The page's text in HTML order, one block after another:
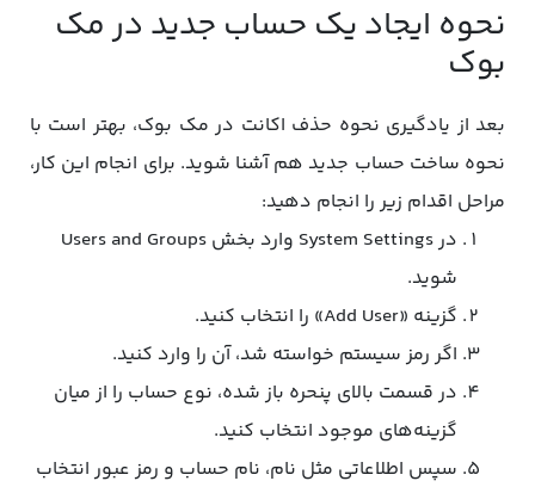
نحوه ایجاد یک حساب جدید در مک
بوک
بعد از یادگیری نحوه حذف اکانت در مک بوک، بهتر است با
نحوه ساخت حساب جدید هم آشنا شوید. برای انجام این کار،
مراحل اقدام زیر را انجام دهید:
در System Settings وارد بخش Users and Groups
شوید.
گزینه «Add User» را انتخاب کنید.
اگر رمز سیستم خواسته شد، آن را وارد کنید.
در قسمت بالای پنحره باز شده، نوع حساب را از میان
گزینه‌های موجود انتخاب کنید.
سپس اطلاعاتی مثل نام، نام حساب و رمز عبور انتخاب